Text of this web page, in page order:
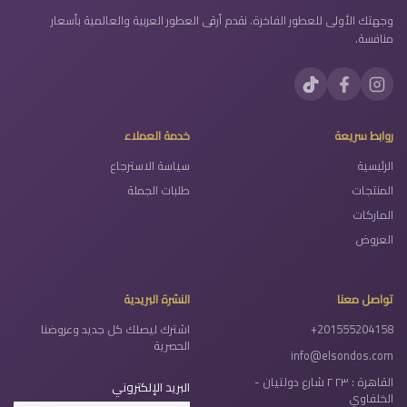
وجهتك الأولى للعطور الفاخرة. نقدم أرقى العطور العربية والعالمية بأسعار
منافسة.
روابط سريعة
الرئيسية
المنتجات
الماركات
العروض
خدمة العملاء
سياسة الاسترجاع
طلبات الجملة
تواصل معنا
+201555204158
info@elsondos.com
القاهرة : ٢٣ ٢ شارع دولتيان -
الخلفاوي
النشرة البريدية
اشترك ليصلك كل جديد وعروضنا
الحصرية
البريد الإلكتروني